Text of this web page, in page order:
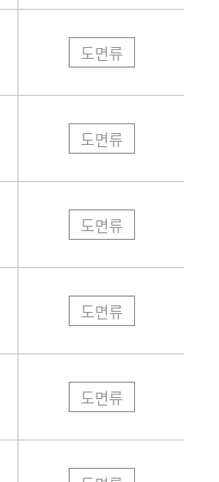
도면류
도면류
도면류
도면류
도면류